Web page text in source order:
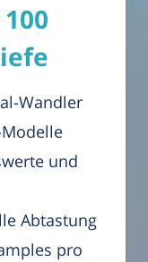
Wandler
und
Abtastung
pro